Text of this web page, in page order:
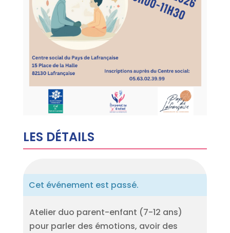
LES DÉTAILS
Cet événement est passé.
Atelier duo parent-enfant (7-12 ans)
pour parler des émotions, avoir des